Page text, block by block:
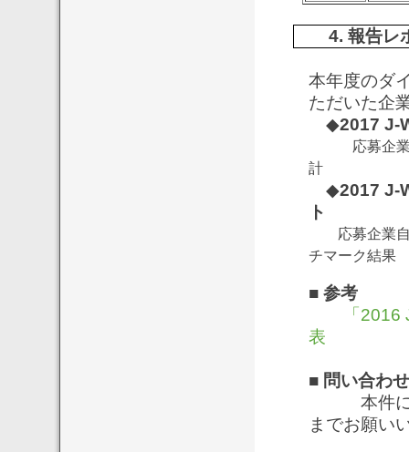
4. 報告レ
本年度のダ
ただいた企
◆2017 J-
応募企業全
計
◆2017 J-
ト
応募企業自
チマーク結果
■ 参考
「2016 J-
表
■ 問い合わ
本件に関
までお願い